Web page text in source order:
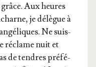
Aux heures
je délègue à
Ne suis-
réclame nuit et
de tendres pré­fé­